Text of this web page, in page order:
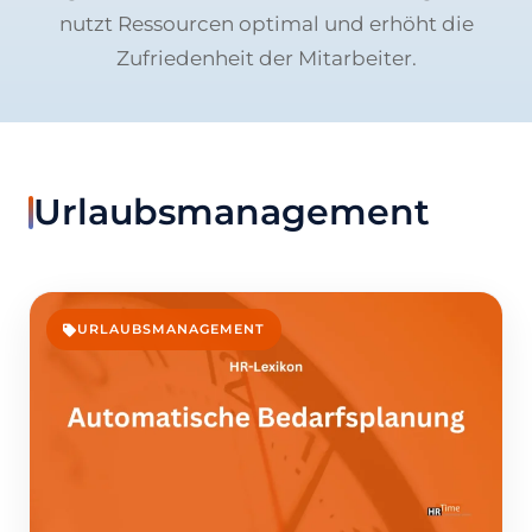
nutzt Ressourcen optimal und erhöht die
Zufriedenheit der Mitarbeiter.
Urlaubsmanagement
URLAUBSMANAGEMENT